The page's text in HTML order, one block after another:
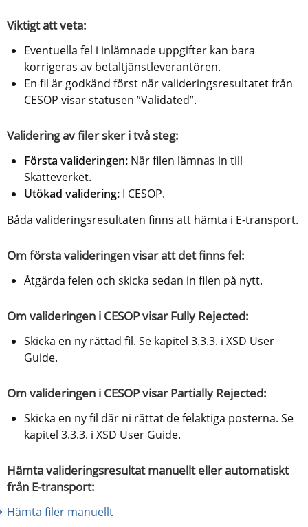
Viktigt att veta:
Eventuella fel i inlämnade uppgifter kan bara
korrigeras av betaltjänstleverantören.
En fil är godkänd först när valideringsresultatet från
CESOP visar statusen ”Validated”.
Validering av filer sker i två steg:
Första valideringen: När filen lämnas in till
Skatteverket.
Utökad validering: I CESOP.
Båda valideringsresultaten finns att hämta i E-transport.
Om första valideringen visar att det finns fel:
Åtgärda felen och skicka sedan in filen på nytt.
Om valideringen i CESOP visar Fully Rejected:
Skicka en ny rättad fil. Se kapitel 3.3.3. i XSD User
Guide.
Om valideringen i CESOP visar Partially Rejected:
Skicka en ny fil där ni rättat de felaktiga posterna. Se
kapitel 3.3.3. i XSD User Guide.
Hämta valideringsresultat manuellt eller automatiskt
från E-transport:
Hämta filer manuellt